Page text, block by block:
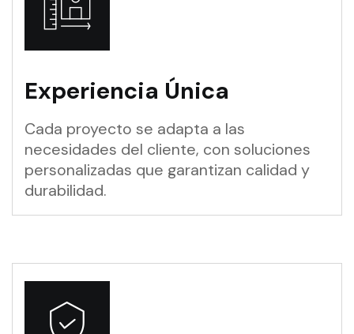
Experiencia Única
Cada proyecto se adapta a las
necesidades del cliente, con soluciones
personalizadas que garantizan calidad y
durabilidad.